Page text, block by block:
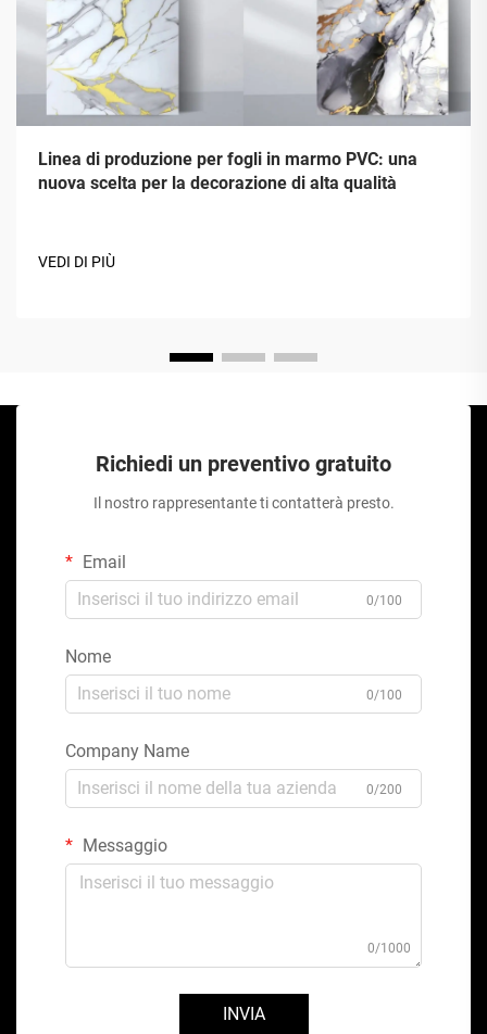
Linea di produzione per fogli in marmo PVC: una
nuova scelta per la decorazione di alta qualità
VEDI DI PIÙ
Richiedi un preventivo gratuito
Il nostro rappresentante ti contatterà presto.
Email
0/100
Nome
0/100
Company Name
0/200
Messaggio
0/1000
INVIA